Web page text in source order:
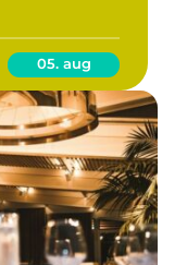
05. aug